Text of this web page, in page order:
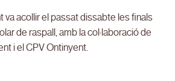
va acollir el passat dissabte les finals
de raspall, amb la col·laboració de
i el CPV Ontinyent.